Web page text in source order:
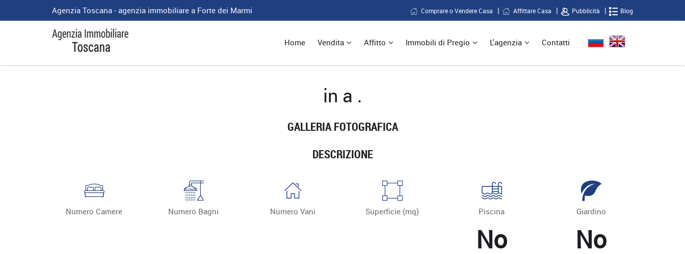
Agenzia Toscana - agenzia immobiliare a Forte dei Marmi Comprare o Vendere Casa Affittare Casa Pubblicità Blog
Home Vendita Affitto Immobili di Pregio L'agenzia Contatti
in a .
GALLERIA FOTOGRAFICA
DESCRIZIONE
Numero Camere Numero Bagni Numero Vani Superficie (mq) Piscina
No
Giardino
No